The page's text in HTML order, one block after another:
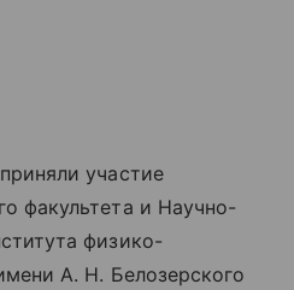
участие
факультета и Научно-
физико-
А. Н. Белозерского